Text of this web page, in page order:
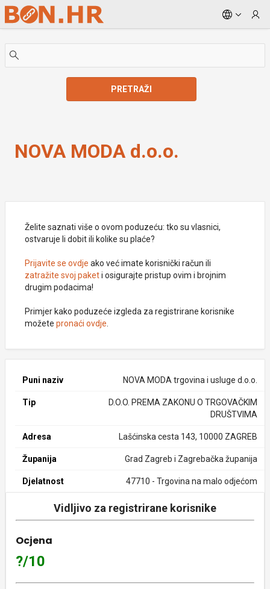
Skip to Main Content
PRETRAŽI
NOVA MODA d.o.o.
Želite saznati više o ovom poduzeću: tko su vlasnici,
ostvaruje li dobit ili kolike su plaće?
Prijavite se ovdje ako već imate korisnički račun ili
zatražite svoj paketi osigurajte pristup ovim i brojnim
drugim podacima!
Primjer kako poduzeće izgleda za registrirane korisnike
možete pronaći ovdje
Puni naziv NOVA MODA trgovina i usluge d.o.o.
Tip
D.O.O. PREMA ZAKONU O TRGOVAČKIM
DRUŠTVIMA
Adresa Lašćinska cesta 143, 10000 ZAGREB
Županija Grad Zagreb i Zagrebačka županija
Djelatnost 47710 - Trgovina na malo odjećom
Vidljivo za registrirane korisnike
Ocjena
?/10